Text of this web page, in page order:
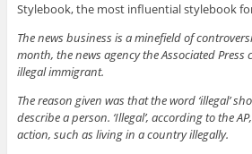
Stylebook, the most influential stylebook
The news business is a minefield of
month, the news agency the Associated Press
illegal immigrant.
The reason given was that the word ‘illegal’
describe a person. ‘Illegal’, according to the
action, such as living in a country illegally.